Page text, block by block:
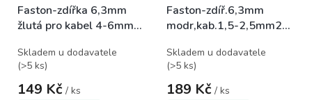
Faston-zdířka 6,3mm
žlutá pro kabel 4-6mm2,
Skladem u dodavatele
(>5 ks)
149 Kč / ks
Faston-zdíř.6,3mm
modr,kab.1,5-2,5mm2
Skladem u dodavatele
(>5 ks)
189 Kč / ks